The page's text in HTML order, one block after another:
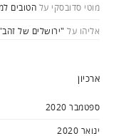
מוטי סדובסקי על הטובים
אליהו על "ירושלים של זהב" –
ארכיון
ספטמבר 2020
ינואר 2020